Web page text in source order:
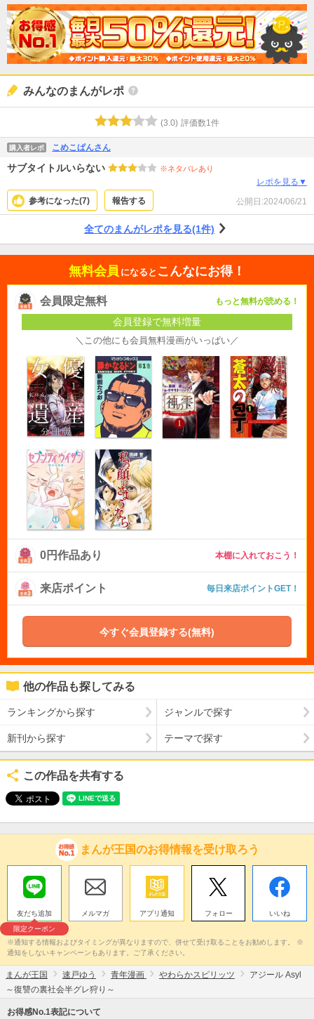
みんなのまんがレポ
(3.0) 評価数1件
購入者レポ こめこぱんさん
サブタイトルいらない ※ネタバレあり
レポを見る▼
参考になった(7) 報告する 公開日:2024/06/21
全てのまんがレポを見る(1件)
無料会員 になると こんなにお得！
会員限定無料 もっと無料が読める！
会員登録で無料増量
＼この他にも会員無料漫画がいっぱい／
0円作品あり 本棚に入れておこう！
来店ポイント 毎日来店ポイントGET！
今すぐ会員登録する(無料)
他の作品も探してみる
ランキングから探す ジャンルで探す
新刊から探す テーマで探す
この作品を共有する
まんが王国のお得情報を受け取ろう
友だち追加
限定クーポン
メルマガ アプリ通知 フォロー いいね
※通知する情報およびタイミングが異なりますので、併せて受け取ることをお勧めします。 ※
通知をしないキャンペーンもあります。ご了承ください。
まんが王国 速戸ゆう 青年漫画 やわらかスピリッツ
アジール Asyl
～復讐の裏社会半グレ狩り～
お得感No.1表記について